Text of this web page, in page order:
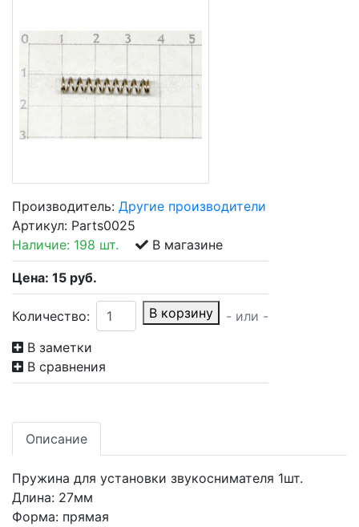
Производитель: Другие производители
Артикул: Parts0025
Наличие: 198 шт. В магазине
Цена: 15 руб.
Количество: В корзину
- или -
В заметки
В сравнения
Описание
Пружина для установки звукоснимателя 1шт.
Длина: 27мм
Форма: прямая